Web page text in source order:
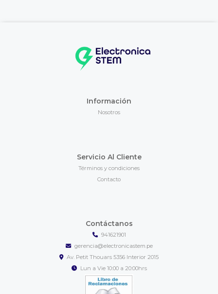
Información
Nosotros
Servicio Al Cliente
Términos y condiciones
Contacto
Contáctanos
941621901
gerencia@electronicastem.pe
Av. Petit Thouars 5356 Interior 2015
Lun a Vie 10:00 a 20:00hrs